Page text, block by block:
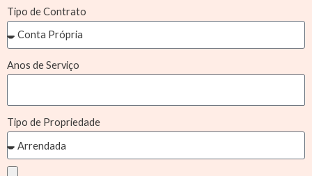
Tipo de Contrato
Anos de Serviço
Tipo de Propriedade